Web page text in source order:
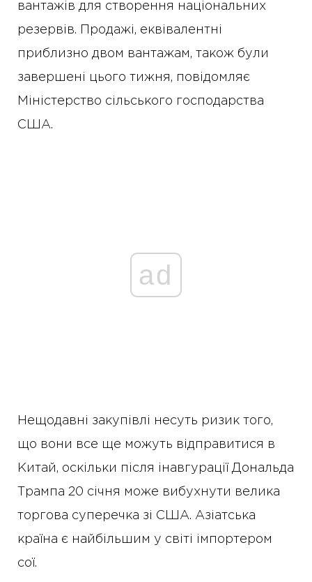
вантажів для створення національних
резервів. Продажі, еквівалентні
приблизно двом вантажам, також були
завершені цього тижня, повідомляє
Міністерство сільського господарства
США.
ad
Нещодавні закупівлі несуть ризик того,
що вони все ще можуть відправитися в
Китай, оскільки після інавгурації Дональда
Трампа 20 січня може вибухнути велика
торгова суперечка зі США. Азіатська
країна є найбільшим у світі імпортером
сої.